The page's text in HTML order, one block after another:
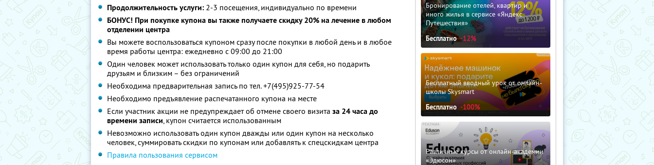
Продолжительность услуги: 2-3 посещения, индивидуально по времени
БОНУС! При покупке купона вы также получаете скидку 20% на лечение в любом
отделении центра
Вы можете воспользоваться купоном сразу после покупки в любой день и в любое
время работы центра: ежедневно с 09:00 до 21:00
Один человек может использовать только один купон для себя, но подарить
друзьям и близким – без ограничений
Необходима предварительная запись по тел. +7(495)925-77-54
Необходимо предъявление распечатанного купона на месте
Если участник акции не предупреждает об отмене своего визита за 24 часа до
времени записи, купон считается использованным
Невозможно использовать один купон дважды или один купон на несколько
человек, суммировать скидки по купонам или добавлять к спецскидкам центра
Правила пользования сервисом
Бронирование отелей, квартир и
иного жилья в сервисе «Яндекс
Путешествия»
Бесплатно -12%
Бесплатный вводный урок от онлайн-
школы Skysmart
Бесплатно -100%
Различные курсы от онлайн-академии
«Эдюсон»